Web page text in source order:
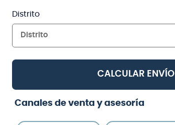
Distrito
Distrito
CALCULAR ENVÍO
Canales de venta y asesoría